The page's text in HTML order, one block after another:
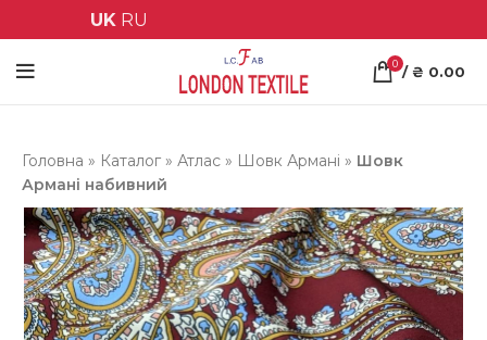
UK RU
0 / ₴ 0.00
Головна » Каталог »Атлас » Шовк Армані » Шовк
Армані набивний